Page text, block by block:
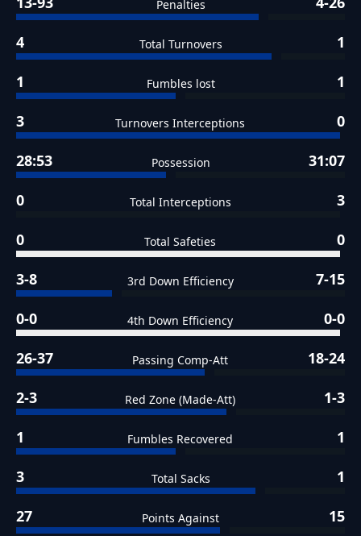
Penalties
4 Total Turnovers 1
1 Fumbles lost 1
3 Turnovers Interceptions 0
28:53 Possession 31:07
0 Total Interceptions 3
0 Total Safeties 0
3-8 3rd Down Efficiency 7-15
0-0 4th Down Efficiency 0-0
26-37 Passing Comp-Att 18-24
2-3 Red Zone (Made-Att) 1-3
1 Fumbles Recovered 1
3 Total Sacks 1
27 Points Against 15